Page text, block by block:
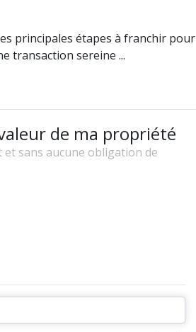
principales étapes à franchir pour
transaction sereine ...
de ma propriété
sans aucune obligation de